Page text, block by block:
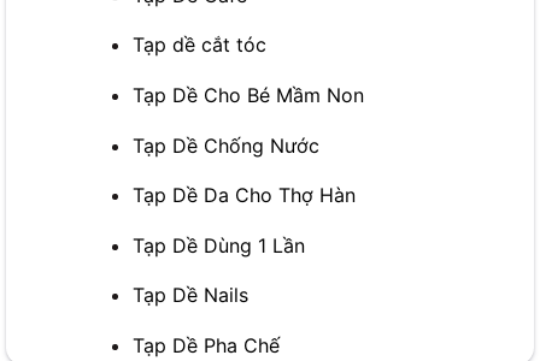
Tạp dề cắt tóc
Tạp Dề Cho Bé Mầm Non
Tạp Dề Chống Nước
Tạp Dề Da Cho Thợ Hàn
Tạp Dề Dùng 1 Lần
Tạp Dề Nails
Tạp Dề Pha Chế